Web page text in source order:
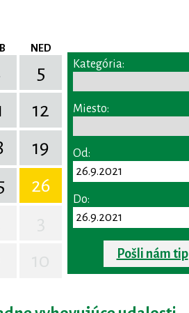
NED
5
12
19
26
Kategória:
Miesto:
Od:
Do:
Pošli nám tip